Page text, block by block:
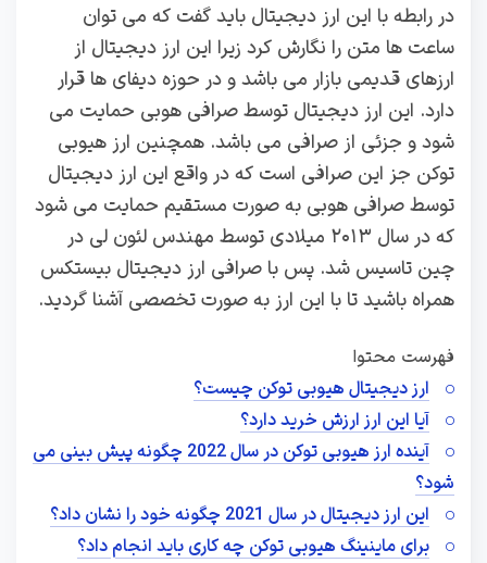
در رابطه با این ارز دیجیتال باید گفت که می توان
ساعت ها متن را نگارش کرد زیرا این ارز دیجیتال از
ارزهای قدیمی بازار می باشد و در حوزه دیفای ها قرار
دارد. این ارز دیجیتال توسط صرافی هوبی حمایت می‌
شود و جزئی از صرافی می باشد. همچنین ارز هیوبی
توکن جز این صرافی است که در واقع این ارز دیجیتال
توسط صرافی هوبی به صورت مستقیم حمایت می‌ شود
که در سال ۲۰۱۳ میلادی توسط مهندس لئون لی در
چین تاسیس شد. پس با صرافی ارز دیجیتال بیستکس
همراه باشید تا با این ارز به صورت تخصصی آشنا گردید.
فهرست محتوا
ارز دیجیتال هیوبی توکن چیست؟
آیا این ارز ارزش خرید دارد؟
آینده ارز هیوبی توکن در سال 2022 چگونه پیش بینی می
شود؟
این ارز دیجیتال در سال 2021 چگونه خود را نشان داد؟
برای ماینینگ هیوبی توکن چه کاری باید انجام داد؟